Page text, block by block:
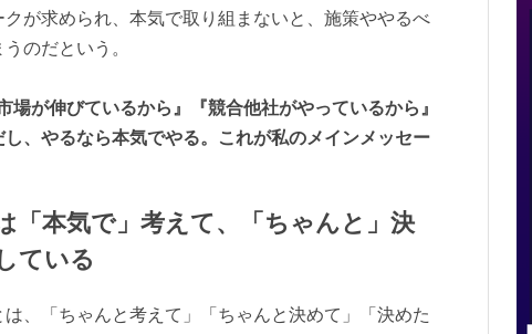
が求められ、本気で取り組まないと、施策ややるべ
のだという。
場が伸びているから』『競合他社がやっているから』
、やるなら本気でやる。これが私のメインメッセー
「本気で」考えて、「ちゃんと」決
ている
、「ちゃんと考えて」「ちゃんと決めて」「決めた